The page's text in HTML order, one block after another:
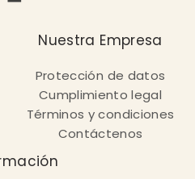
Nuestra Empresa
Protección de datos
Cumplimiento legal
Términos y condiciones
Contáctenos